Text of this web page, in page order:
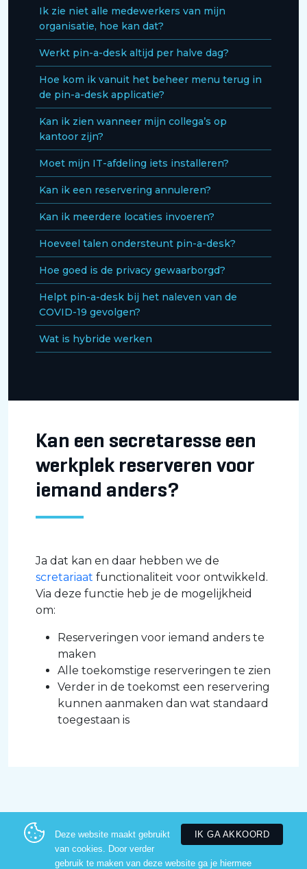
Ik zie niet alle medewerkers van mijn
organisatie, hoe kan dat?
Werkt pin-a-desk altijd per halve dag?
Hoe kom ik vanuit het beheer menu terug in
de pin-a-desk applicatie?
Kan ik zien wanneer mijn collega’s op
kantoor zijn?
Moet mijn IT-afdeling iets installeren?
Kan ik een reservering annuleren?
Kan ik meerdere locaties invoeren?
Hoeveel talen ondersteunt pin-a-desk?
Hoe goed is de privacy gewaarborgd?
Helpt pin-a-desk bij het naleven van de
COVID-19 gevolgen?
Wat is hybride werken
Kan een secretaresse een
werkplek reserveren voor
iemand anders?
Ja dat kan en daar hebben we de
scretariaat functionaliteit voor ontwikkeld.
Via deze functie heb je de mogelijkheid
om:
Reserveringen voor iemand anders te
maken
Alle toekomstige reserveringen te zien
Verder in de toekomst een reservering
kunnen aanmaken dan wat standaard
toegestaan is
COOKIES PRIVACY & DISCLAIMER
IK GA AKKOORD
Deze website maakt gebruikt
van cookies. Door verder
gebruik te maken van deze website ga je hiermee